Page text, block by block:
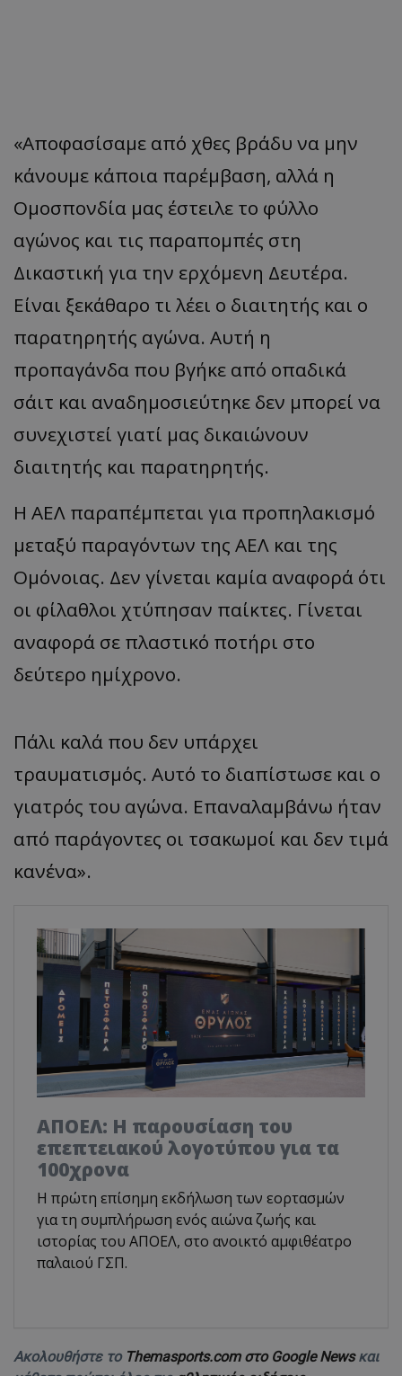
«Αποφασίσαμε από χθες βράδυ να μην
κάνουμε κάποια παρέμβαση, αλλά η
Ομοσπονδία μας έστειλε το φύλλο
αγώνος και τις παραπομπές στη
Δικαστική για την ερχόμενη Δευτέρα.
Είναι ξεκάθαρο τι λέει ο διαιτητής και ο
παρατηρητής αγώνα. Αυτή η
προπαγάνδα που βγήκε από οπαδικά
σάιτ και αναδημοσιεύτηκε δεν μπορεί να
συνεχιστεί γιατί μας δικαιώνουν
διαιτητής και παρατηρητής.
Η ΑΕΛ παραπέμπεται για προπηλακισμό
μεταξύ παραγόντων της ΑΕΛ και της
Ομόνοιας. Δεν γίνεται καμία αναφορά ότι
οι φίλαθλοι χτύπησαν παίκτες. Γίνεται
αναφορά σε πλαστικό ποτήρι στο
δεύτερο ημίχρονο.
Πάλι καλά που δεν υπάρχει
τραυματισμός. Αυτό το διαπίστωσε και ο
γιατρός του αγώνα. Επαναλαμβάνω ήταν
από παράγοντες οι τσακωμοί και δεν τιμά
κανένα».
ΑΠΟΕΛ: Η παρουσίαση του
επεπτειακού λογοτύπου για τα
100χρονα
H πρώτη επίσημη εκδήλωση των εορτασμών
για τη συμπλήρωση ενός αιώνα ζωής και
ιστορίας του ΑΠΟΕΛ, στο ανοικτό αμφιθέατρο
παλαιού ΓΣΠ.
Ακολουθήστε το Themasports.com στο Google Newsκαι